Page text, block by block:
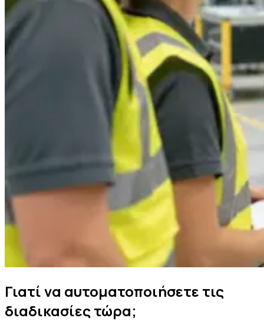
Γιατί να αυτοματοποιήσετε τις
διαδικασίες τώρα;